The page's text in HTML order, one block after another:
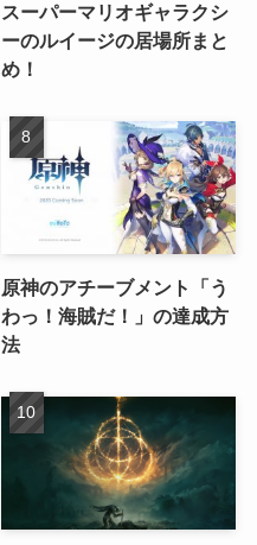
スーパーマリオギャラクシ
ーのルイージの居場所まと
め！
原神のアチーブメント「う
わっ！海賊だ！」の達成方
法